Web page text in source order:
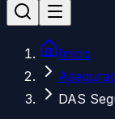
Inicio
DAS